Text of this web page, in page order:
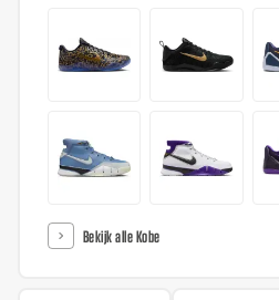
Bekijk alle Kobe